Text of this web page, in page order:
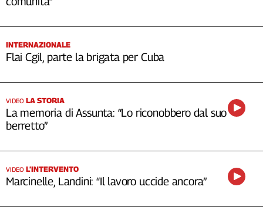
INTERNAZIONALE
Flai Cgil, parte la brigata per Cuba
VIDEO LA STORIA
La memoria di Assunta: “Lo riconobbero dal suo
berretto”
VIDEO L’INTERVENTO
Marcinelle, Landini: “Il lavoro uccide ancora”